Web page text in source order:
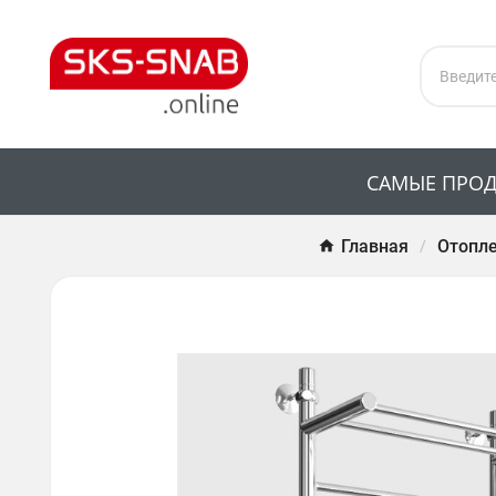
САМЫЕ
Главная